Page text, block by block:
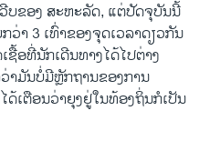
ບຂອງ ສະຫະລັດ, ແຕ່ປັດຈຸບັນນີ້
າ 3 ເທົ່າຂອງຈຸດເວລາດຽວກັນ
ອທີ່ນັກເດີນທາງໄດ້ໄປຕ່າງ
າມັນບໍ່ມີຫຼັກຖານຂອງການ
ດ້ເຕືອນວ່າຍຸງຢູ່ໃນທ້ອງຖິ່ນກໍເປັນ